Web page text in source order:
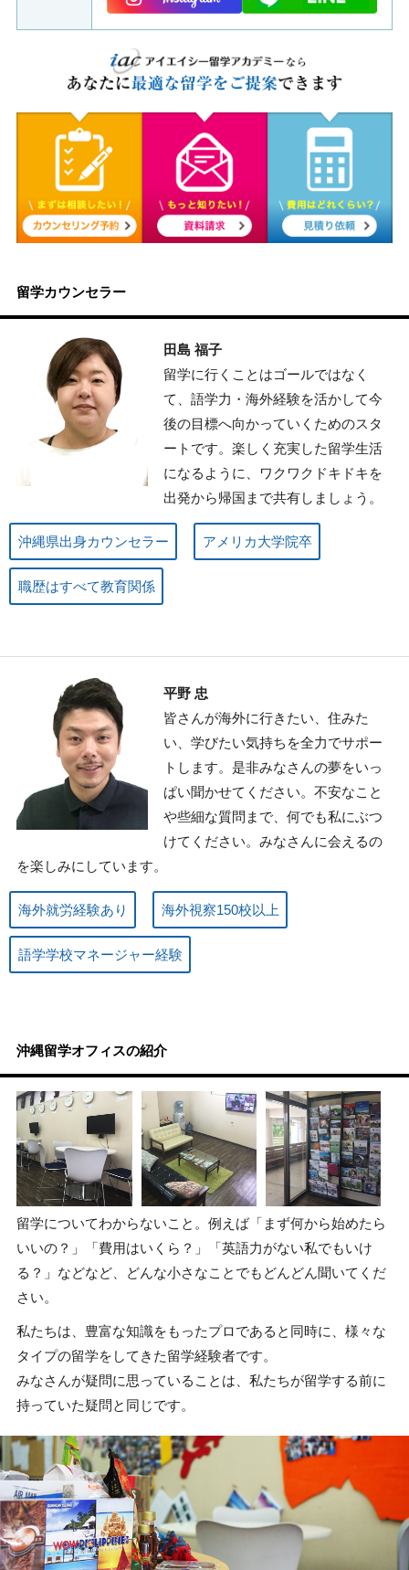
留学カウンセラー
田島 福子
留学に行くことはゴールではなく
て、語学力・海外経験を活かして今
後の目標へ向かっていくためのスタ
ートです。楽しく充実した留学生活
になるように、ワクワクドキドキを
出発から帰国まで共有しましょう。
沖縄県出身カウンセラー アメリカ大学院卒
職歴はすべて教育関係
平野 忠
皆さんが海外に行きたい、住みた
い、学びたい気持ちを全力でサポー
トします。是非みなさんの夢をいっ
ぱい聞かせてください。不安なこと
や些細な質問まで、何でも私にぶつ
けてください。みなさんに会えるの
を楽しみにしています。
海外就労経験あり 海外視察150校以上
語学学校マネージャー経験
沖縄留学オフィスの紹介
留学についてわからないこと。例えば「まず何から始めたら
いいの？」「費用はいくら？」「英語力がない私でもいけ
る？」などなど、どんな小さなことでもどんどん聞いてくだ
さい。
私たちは、豊富な知識をもったプロであると同時に、様々な
タイプの留学をしてきた留学経験者です。
みなさんが疑問に思っていることは、私たちが留学する前に
持っていた疑問と同じです。